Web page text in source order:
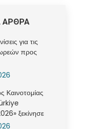
ΑΡΘΡΑ
για τις
προς
Καινοτομίας
ξεκίνησε